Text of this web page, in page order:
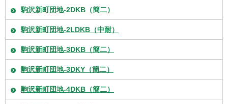
駒沢新町団地-2DKB（簡二）
駒沢新町団地-2LDKB（中耐）
駒沢新町団地-3DKB（簡二）
駒沢新町団地-3DKY（簡二）
駒沢新町団地-4DKB（簡二）